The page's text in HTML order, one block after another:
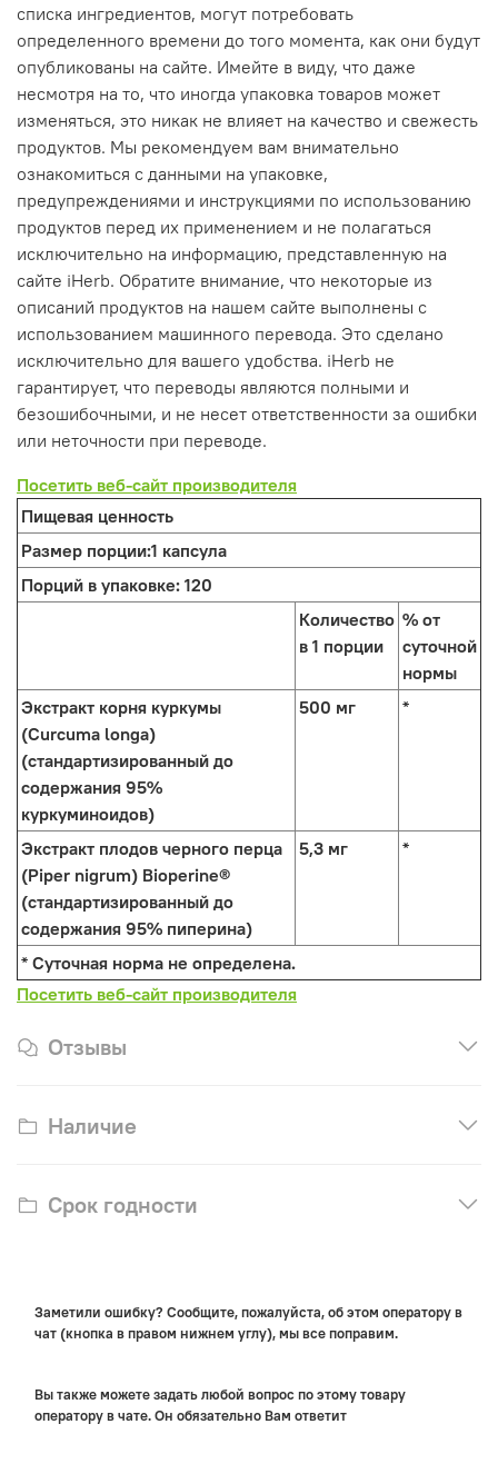
списка ингредиентов, могут потребовать
определенного времени до того момента, как они будут
опубликованы на сайте. Имейте в виду, что даже
несмотря на то, что иногда упаковка товаров может
изменяться, это никак не влияет на качество и свежесть
продуктов. Мы рекомендуем вам внимательно
ознакомиться с данными на упаковке,
предупреждениями и инструкциями по использованию
продуктов перед их применением и не полагаться
исключительно на информацию, представленную на
сайте iHerb. Обратите внимание, что некоторые из
описаний продуктов на нашем сайте выполнены с
использованием машинного перевода. Это сделано
исключительно для вашего удобства. iHerb не
гарантирует, что переводы являются полными и
безошибочными, и не несет ответственности за ошибки
или неточности при переводе.
Посетить веб-сайт производителя
Пищевая ценность
Размер порции:1 капсула
Порций в упаковке: 120
Количество
в 1 порции
% от
суточной
нормы
Экстракт корня куркумы
(Curcuma longa)
(стандартизированный до
содержания 95%
куркуминоидов)
500 мг *
Экстракт плодов черного перца
(Piper nigrum) Bioperine®
(стандартизированный до
содержания 95% пиперина)
5,3 мг *
* Суточная норма не определена.
Посетить веб-сайт производителя
Отзывы
Наличие
Срок годности
Заметили ошибку? Сообщите, пожалуйста, об этом оператору в
чат (кнопка в правом нижнем углу), мы все поправим.
Вы также можете задать любой вопрос по этому товару
оператору в чате. Он обязательно Вам ответит